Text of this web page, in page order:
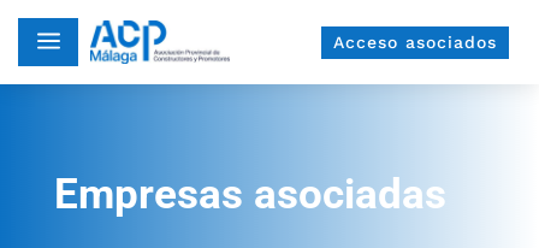
a Acceso asociados
Empresas asociadas